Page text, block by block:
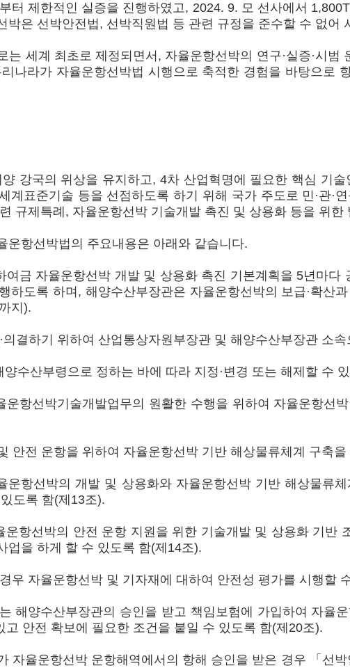
터 제한적인 실증을 진행하였고, 2024. 9. 모 선사에서
은 선박안전법, 선박직원법 등 관련 규정을 준수할 수 없어
세계 최초로 제정되면서, 자율운항선박의 연구·실증·시
나라가 자율운항선박법 시행으로 축적한 경험을 바탕으로
강국의 위상을 유지하고, 4차 산업혁명에 필요한 핵심 기
표준기술 등을 선점하도록 하기 위해 국가 주도로 민·관·
규제특례, 자율운항선박 기술개발 촉진 및 상용화 등을 위한
항선박법의 주요내용은 아래와 같습니다.
금 자율운항선박 개발 및 상용화 촉진 기본계획을 5년마다
하도록 하며, 해양수산부장관은 자율운항선박의 보급·확산
지).
결하기 위하여 산업통상자원부장관 및 해양수산부장관 소
수산부령으로 정하는 바에 따라 지정·변경 또는 해제할 수
항선박기술개발업무의 원활한 수행을 위하여 자율운항선
안전 운항을 위하여 자율운항선박 기반 해상물류체계 구축
항선박의 개발 및 상용화와 자율운항선박 기반 해상물류
도록 함(제13조).
항선박의 안전 운항 지원을 위한 기술개발 및 상용화 기반
업을 하게 할 수 있도록 함(제14조).
자율운항선박 및 기자재에 대하여 안전성 평가를 시행할
해양수산부장관의 승인을 받고 책임보험에 가입하여 자율
안전 확보에 필요한 조건을 붙일 수 있도록 함(제20조).
율운항선박 운항해역에서의 항해 승인을 받은 경우 「선